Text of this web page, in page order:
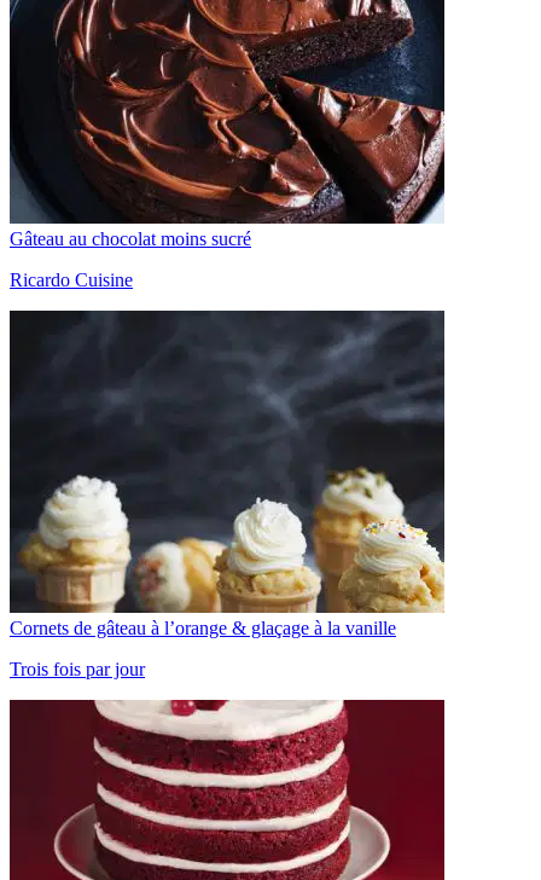
Gâteau au chocolat moins sucré
Ricardo Cuisine
Cornets de gâteau à l’orange & glaçage à la vanille
Trois fois par jour